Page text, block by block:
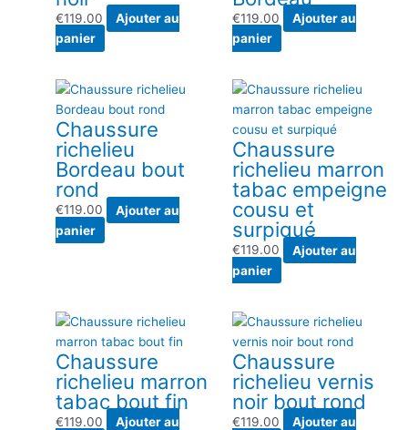
€119.00
Ajouter au
panier
€119.00
Ajouter au
panier
Chaussure
richelieu
Bordeau bout
rond
€119.00
Ajouter au
panier
Chaussure
richelieu marron
tabac empeigne
cousu et
surpiqué
€119.00
Ajouter au
panier
Chaussure
richelieu marron
tabac bout fin
€119.00
Ajouter au
Chaussure
richelieu vernis
noir bout rond
€119.00
Ajouter au